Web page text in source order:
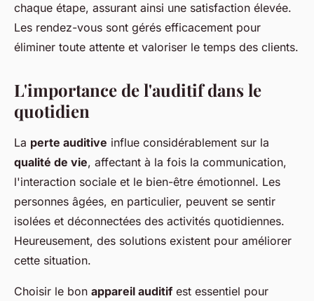
chaque étape, assurant ainsi une satisfaction élevée.
Les rendez-vous sont gérés efficacement pour
éliminer toute attente et valoriser le temps des clients.
L'importance de l'auditif dans le
quotidien
La perte auditive influe considérablement sur la
qualité de vie, affectant à la fois la communication,
l'interaction sociale et le bien-être émotionnel. Les
personnes âgées, en particulier, peuvent se sentir
isolées et déconnectées des activités quotidiennes.
Heureusement, des solutions existent pour améliorer
cette situation.
Choisir le bon appareil auditif est essentiel pour